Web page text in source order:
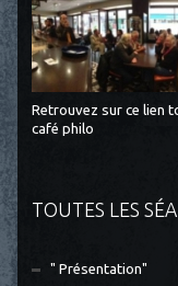
Retrouvez sur ce lien
café philo
TOUTES LES
" Présentation"